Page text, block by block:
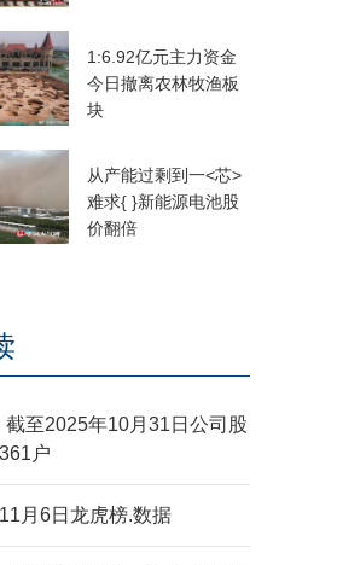
1:6.92亿元主力资金
今日撤离农林牧渔板
块
从产能过剩到一<芯>
难求{ }新能源电池股
价翻倍
截至2025年10月31日公司股
户
月6日龙虎榜.数据